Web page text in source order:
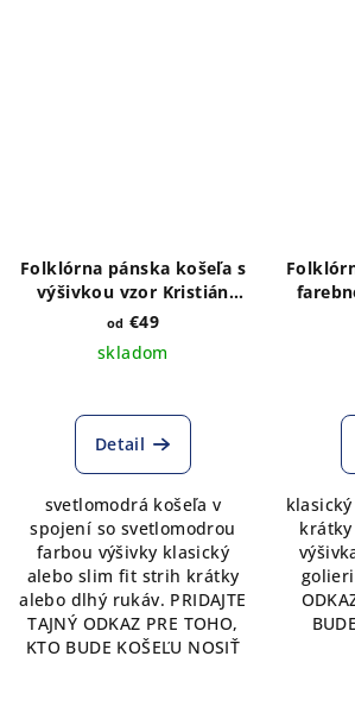
Folklórna pánska košeľa s
výšivkou vzor Kristián
svetlomodrý
od €49
skladom
Detail
svetlomodrá košeľa v
spojení so svetlomodrou
farbou výšivky klasický
alebo slim fit strih krátky
alebo dlhý rukáv. PRIDAJTE
TAJNÝ ODKAZ PRE TOHO,
KTO BUDE KOŠEĽU NOSIŤ